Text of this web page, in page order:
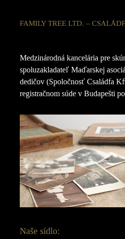
FAMILY TREE LTD. –
Medzinárodná kancelária pre
spoluzakladateľ Maďarskej
dedičov (Spoločnosť Családfa
registračnom súde v Budapešti
Naše sídlo: